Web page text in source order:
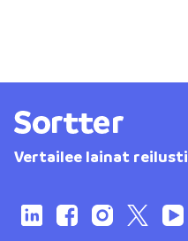
Vertailee lainat reilusti